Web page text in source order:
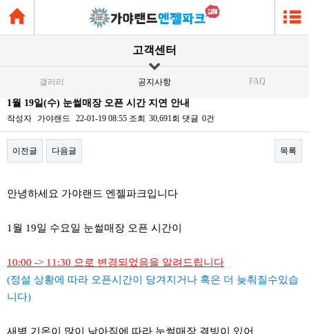
고객센터
갤러리 공지사항 FAQ
1월 19일(수) 눈썰매장 오픈 시간 지연 안내
작성자 가야랜드 22-01-19 08:55 조회 30,691회 댓글 0건
이전글 다음글 목록
안녕하세요 가야랜드 엔젤파크입니다
1월 19일 수요일 눈썰매장 오픈 시간이
10:00 -> 11:30 으로 변경되었음을 알려드립니다
(정설 상황에 따라 오픈시간이 당겨지거나 혹은 더 늦춰질수있습
니다)
새벽 기온이 많이 낮아짐에 따라 눈썰매장 결빙이 있어